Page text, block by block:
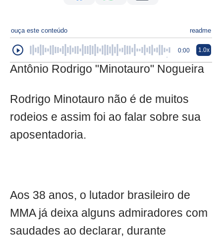
ouça este conteúdo readme
0:00 1.0x
Antônio Rodrigo "Minotauro" Nogueira
Rodrigo Minotauro não é de muitos
rodeios e assim foi ao falar sobre sua
aposentadoria.
Aos 38 anos, o lutador brasileiro de
MMA já deixa alguns admiradores com
saudades ao declarar, durante